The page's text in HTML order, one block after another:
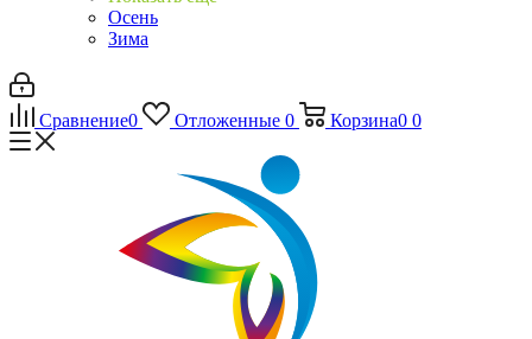
Осень
Зима
Сравнение0 Отложенные 0 Корзина0 0